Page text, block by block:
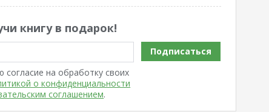
книгу в подарок!
на обработку своих
о конфиденциальности
соглашением.
Подписаться